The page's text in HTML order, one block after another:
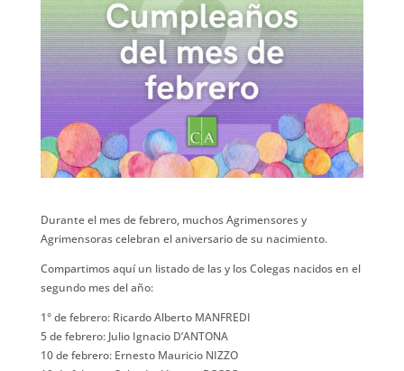
Durante el mes de febrero, muchos Agrimensores y
Agrimensoras celebran el aniversario de su nacimiento.
Compartimos aquí un listado de las y los Colegas nacidos en el
segundo mes del año:
1° de febrero: Ricardo Alberto MANFREDI
5 de febrero: Julio Ignacio D’ANTONA
10 de febrero: Ernesto Mauricio NIZZO